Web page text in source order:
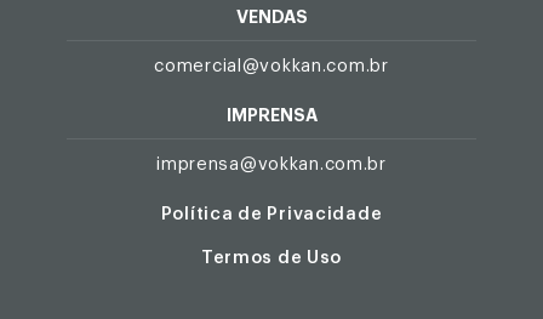
VENDAS
comercial@vokkan.com.br
IMPRENSA
imprensa@vokkan.com.br
Política de Privacidade
Termos de Uso